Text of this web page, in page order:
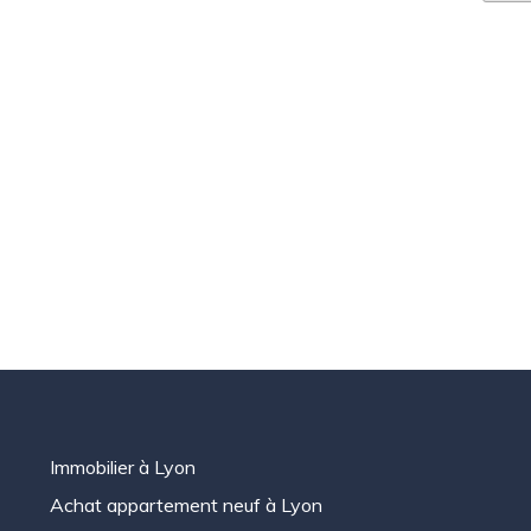
Immobilier à Lyon
Achat appartement neuf à Lyon